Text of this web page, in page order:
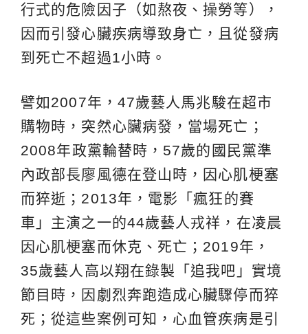
行式的危險因子（如熬夜、操勞等），
因而引發心臟疾病導致身亡，且從發病
到死亡不超過1小時。
譬如2007年，47歲藝人馬兆駿在超市
購物時，突然心臟病發，當場死亡；
2008年政黨輪替時，57歲的國民黨準
內政部長廖風德在登山時，因心肌梗塞
而猝逝；2013年，電影「瘋狂的賽
車」主演之一的44歲藝人戎祥，在凌晨
因心肌梗塞而休克、死亡；2019年，
35歲藝人高以翔在錄製「追我吧」實境
節目時，因劇烈奔跑造成心臟驟停而猝
死；從這些案例可知，心血管疾病是引